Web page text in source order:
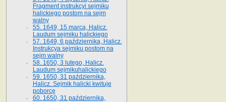
Fragment instrukcyi sejmiku
halickiego postom na sejm
walny
55. 1649, 15 marca, Halicz.
Laudum sejmiku halickiego
57. 1649, 6 października, Halicz.
Instrukcya sejmiku postom na
sejm walny
58. 1650, 3 lutego, Halicz.
Laudum sejmikuhalickiego
59. 1650, 31 października,
Halicz. Sejmik halicki kwituje
poborcę
60. 1650, 31 października,